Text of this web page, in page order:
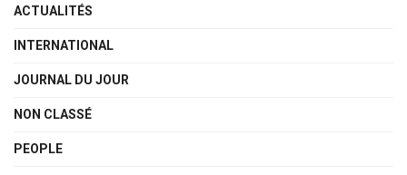
ACTUALITÉS
INTERNATIONAL
JOURNAL DU JOUR
NON CLASSÉ
PEOPLE